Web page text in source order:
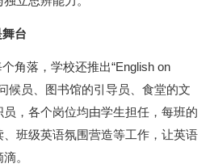
台
角落，学校还推出“English on
候员、图书馆的引导员、食堂的文
，各个岗位均由学生担任，每班的
班级英语氛围营造等工作，让英语
。